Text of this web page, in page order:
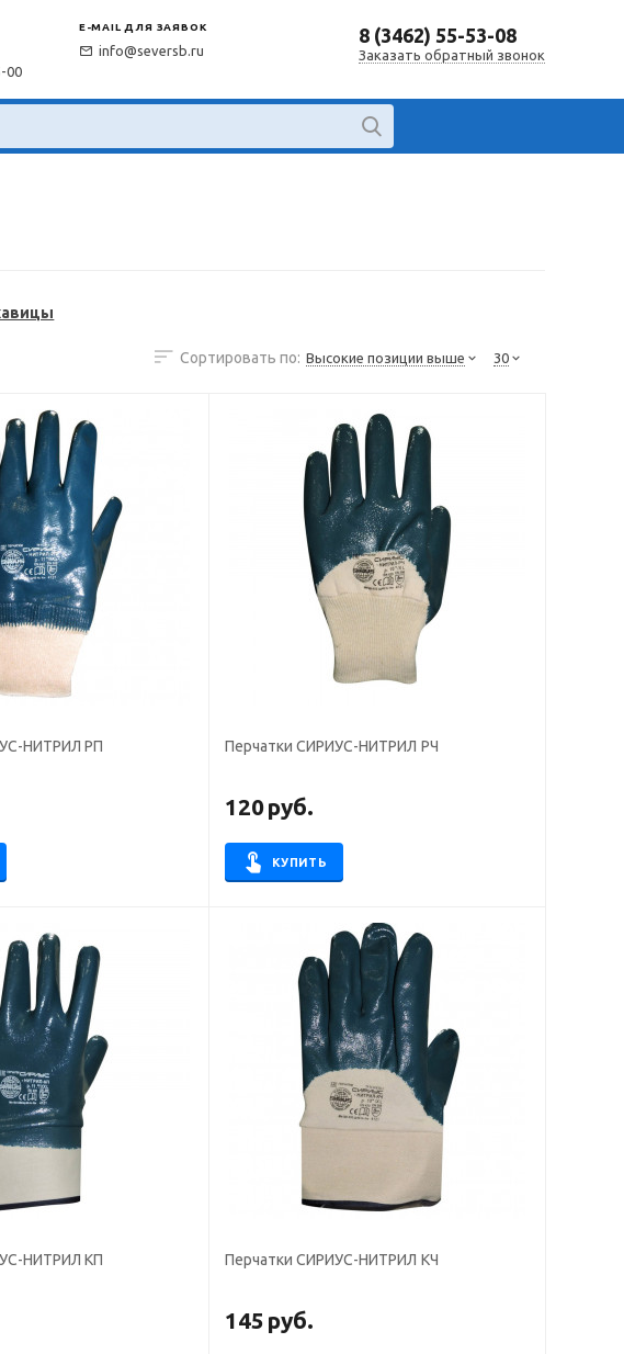
00
E-MAIL ДЛЯ ЗАЯВОК
info@seversb.ru
8 (3462) 55-53-08
Заказать обратный звонок
Сортировать по: Высокие позиции выше 30
НИТРИЛ РП Перчатки СИРИУС-НИТРИЛ РЧ
120руб.
КУПИТЬ
НИТРИЛ КП Перчатки СИРИУС-НИТРИЛ КЧ
145 руб.